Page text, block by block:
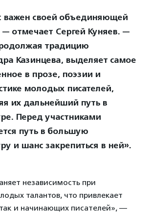
важен своей объединяющей
— отмечает Сергей Куняев. —
традицию
Казинцева, выделяет самое
в прозе, поэзии и
молодых писателей,
их дальнейший путь в
Перед участниками
путь в большую
и шанс закрепиться в ней».
независимость при
талантов, что привлекает
и начинающих писателей», —